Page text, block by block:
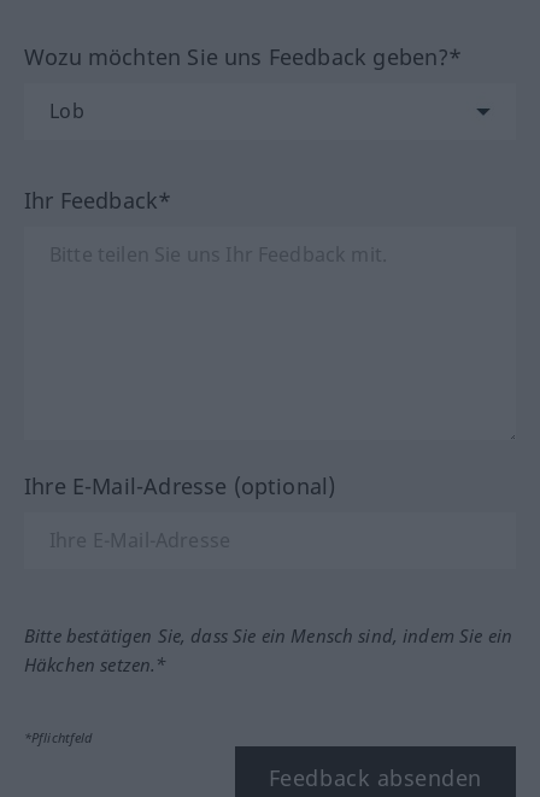
Wozu möchten Sie uns Feedback geben?*
Ihr Feedback*
Ihre E-Mail-Adresse (optional)
Bitte bestätigen Sie, dass Sie ein Mensch sind, indem Sie ein
Häkchen setzen.*
*Pflichtfeld
Feedback absenden